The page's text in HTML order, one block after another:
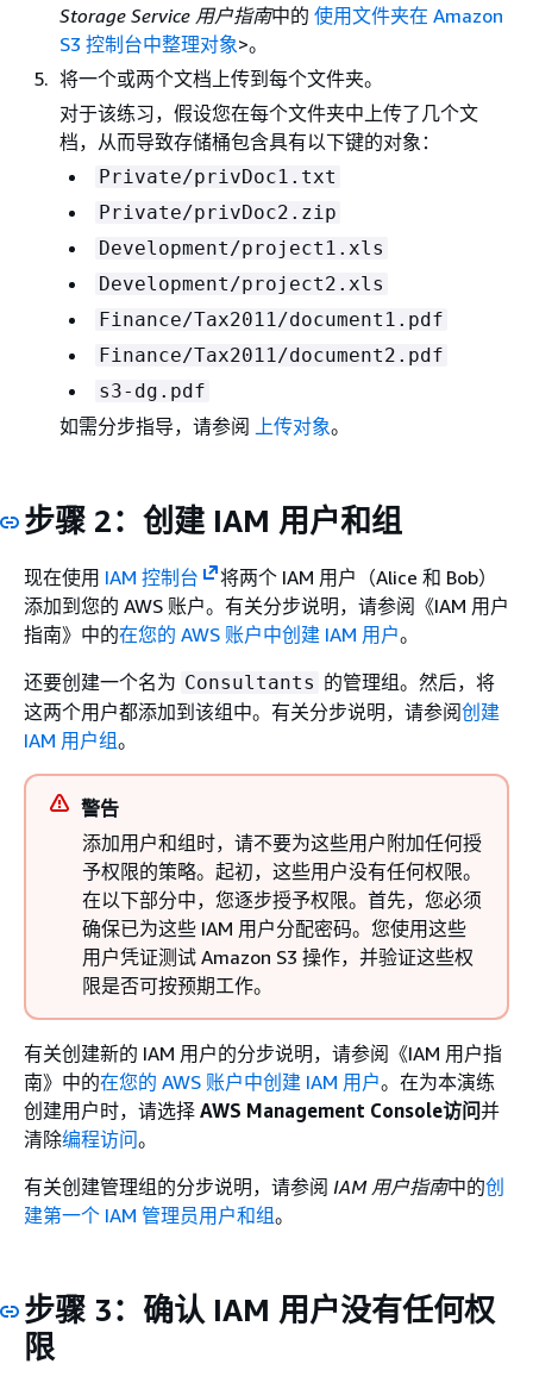
Storage Service 用户指南中的 使用文件夹在 Amazon
S3 控制台中整理对象>。
将一个或两个文档上传到每个文件夹。
对于该练习，假设您在每个文件夹中上传了几个文
档，从而导致存储桶包含具有以下键的对象：
Private/privDoc1.txt
Private/privDoc2.zip
Development/project1.xls
Development/project2.xls
Finance/Tax2011/document1.pdf
Finance/Tax2011/document2.pdf
s3-dg.pdf
如需分步指导，请参阅 上传对象。
步骤 2：创建 IAM 用户和组
现在使用 IAM 控制台
将两个 IAM 用户（Alice 和 Bob）
添加到您的 AWS 账户。有关分步说明，请参阅《IAM 用户
指南》 中的在您的 AWS 账户中创建 IAM 用户。
还要创建一个名为 Consultants 的管理组。然后，将
这两个用户都添加到该组中。有关分步说明，请参阅创建
IAM 用户组。
警告
添加用户和组时，请不要为这些用户附加任何授
予权限的策略。起初，这些用户没有任何权限。
在以下部分中，您逐步授予权限。首先，您必须
确保已为这些 IAM 用户分配密码。您使用这些
用户凭证测试 Amazon S3 操作，并验证这些权
限是否可按预期工作。
有关创建新的 IAM 用户的分步说明，请参阅《IAM 用户指
南》 中的在您的 AWS 账户中创建 IAM 用户。在为本演练
创建用户时，请选择 AWS Management Console访问并
清除编程访问。
有关创建管理组的分步说明，请参阅 IAM 用户指南中的创
建第一个 IAM 管理员用户和组。
步骤 3：确认 IAM 用户没有任何权
限